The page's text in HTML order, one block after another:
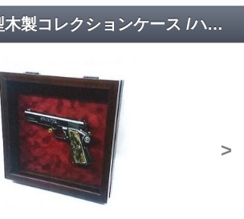
ディスプレイ型木製コレクションケース /ハンドガン(45AUTO)用 [品切中.再生産待ち]
>